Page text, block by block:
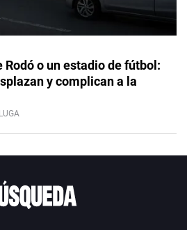
o un estadio de fútbol:
y complican a la